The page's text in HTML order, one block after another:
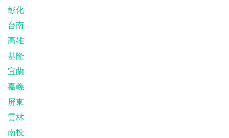
彰化
台南
高雄
基隆
宜蘭
嘉義
屏東
雲林
南投